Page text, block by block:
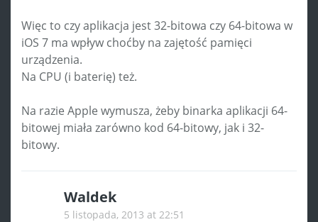
Więc to czy aplikacja jest 32-bitowa czy 64-bitowa w
iOS 7 ma wpływ choćby na zajętość pamięci
urządzenia.
Na CPU (i baterię) też.
Na razie Apple wymusza, żeby binarka aplikacji 64-
bitowej miała zarówno kod 64-bitowy, jak i 32-
bitowy.
Waldek
5 listopada, 2013 at 22:51